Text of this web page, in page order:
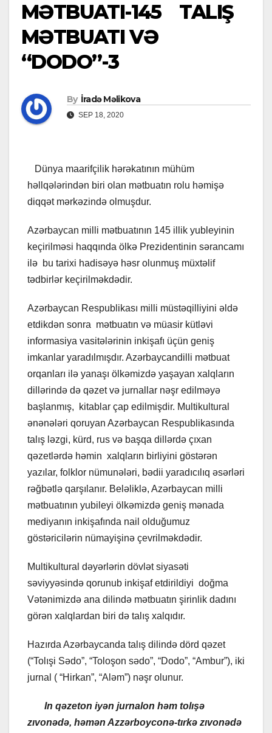
MƏTBUATI-145 TALIŞ
MƏTBUATI VƏ
“DODO”-3
By İradə Məlikova
SEP 18, 2020
Dünya maarifçilik hərəkatının mühüm
həllqələrindən biri olan mətbuatın rolu həmişə
diqqət mərkəzində olmuşdur.
Azərbaycan milli mətbuatının 145 illik yubleyinin
keçirilməsi haqqında ölkə Prezidentinin sərancamı
ilə bu tarixi hadisəyə həsr olunmuş müxtəlif
tədbirlər keçirilməkdədir.
Azərbaycan Respublikası milli müstəqilliyini əldə
etdikdən sonra mətbuatın və müasir kütləvi
informasiya vasitələrinin inkişafı üçün geniş
imkanlar yaradılmışdır. Azərbaycandilli mətbuat
orqanları ilə yanaşı ölkəmizdə yaşayan xalqların
dillərində də qəzet və jurnallar nəşr edilməyə
başlanmış, kitablar çap edilmişdir. Multikultural
ənənələri qoruyan Azərbaycan Respublikasında
talış ləzgi, kürd, rus və başqa dillərdə çıxan
qəzetlərdə həmin xalqların birliyini göstərən
yazılar, folklor nümunələri, bədii yaradıcılıq əsərləri
rəğbətlə qarşılanır. Beləliklə, Azərbaycan milli
mətbuatının yubileyi ölkəmizdə geniş mənada
mediyanın inkişafında nail olduğumuz
göstəricilərin nümayişinə çevrilməkdədir.
Multikultural dəyərlərin dövlət siyasəti
səviyyəsində qorunub inkişaf etdirildiyi doğma
Vətənimizdə ana dilində mətbuatın şirinlik dadını
görən xalqlardan biri də talış xalqıdır.
Hazırda Azərbaycanda talış dilində dörd qəzet
(“Tolışi Sədo”, “Toloşon sədo”, “Dodo”, “Ambur”), iki
jurnal ( “Hirkan”, “Aləm”) nəşr olunur.
In qəzeton iyən jurnalon həm tolışə
zıvonədə, həmən Azzərboyconə-tırkə zıvonədə